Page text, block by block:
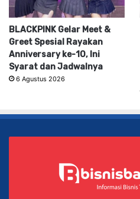
BLACKPINK Gelar Meet &
Greet Spesial Rayakan
Anniversary ke-10, Ini
Syarat dan Jadwalnya
6 Agustus 2026